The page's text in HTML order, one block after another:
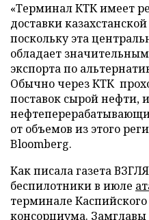
«Терминал КТК имеет
доставки
поскольку эта
обладает
экспорта по
Обычно через КТК
поставок сырой нефти,
от объемов из этого
Bloomberg.
Как писала газета
беспилотники в июле
терминале
консорциума.